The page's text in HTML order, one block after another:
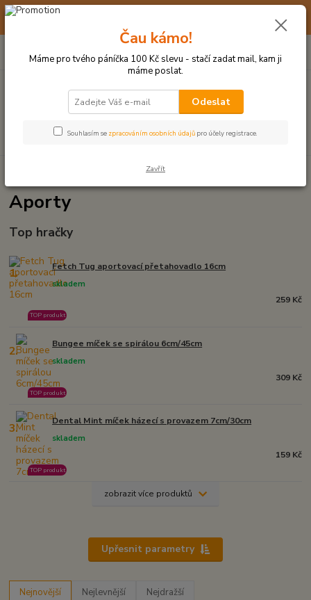
☀️ 10. - 14. SRPNA 2026 MÁME DOVOLENOU ☀️ OBJEDNÁVKY
Hledat
po–pá: 9–17 hod.
za0 Kč
MÍČKY, APORTY, TALÍŘE, HÁZEČE
Aporty
Top hračky
1. Fetch Tug aportovací přetahovadlo 16cm
skladem
TOP produkt
259 Kč
2. Bungee míček se spirálou 6cm/45cm
skladem
TOP produkt
309 Kč
3. Dental Mint míček házecí s provazem 7cm/30cm
skladem
TOP produkt
159 Kč
zobrazit více produktů
Upřesnit parametry
Nejnovější Nejlevnější Nejdražší
Čau kámo!
Máme pro tvého páníčka 100 Kč slevu - stačí zadat mail, kam ji
máme poslat.
Odeslat
Souhlasím se zpracováním osobních údajů pro účely registrace.
Zavřít